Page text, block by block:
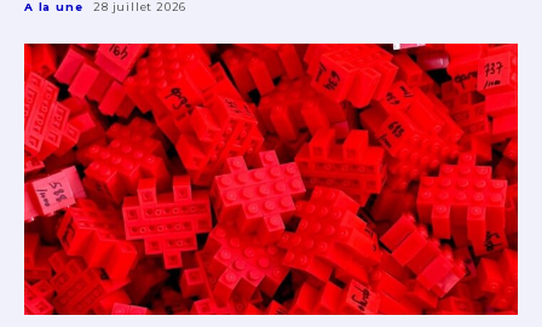
A la une 28 juillet 2026